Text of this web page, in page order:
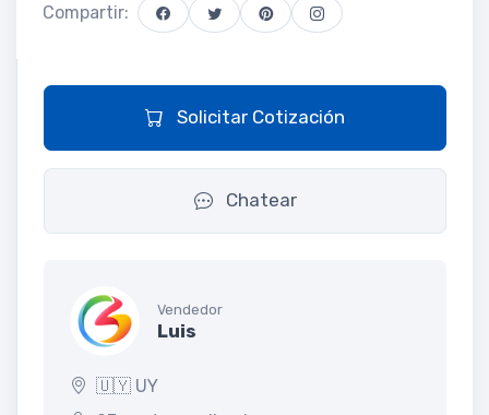
Compartir:
Solicitar Cotización
Chatear
Vendedor
Luis
🇺🇾 UY